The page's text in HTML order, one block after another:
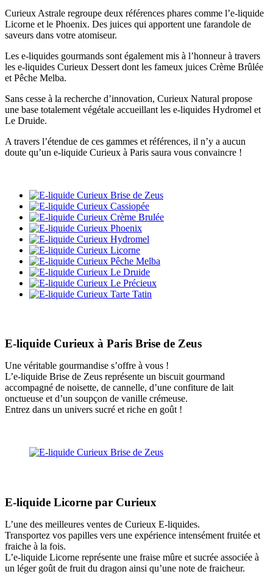
Curieux Astrale regroupe deux références phares comme l’e-liquide
Licorne et le Phoenix. Des juices qui apportent une farandole de
saveurs dans votre atomiseur.
Les e-liquides gourmands sont également mis à l’honneur à travers
les e-liquides Curieux Dessert dont les fameux juices Crème Brûlée
et Pêche Melba.
Sans cesse à la recherche d’innovation, Curieux Natural propose
une base totalement végétale accueillant les e-liquides Hydromel et
Le Druide.
A travers l’étendue de ces gammes et références, il n’y a aucun
doute qu’un e-liquide Curieux à Paris saura vous convaincre !
E-liquide Curieux à Paris Brise de Zeus
Une véritable gourmandise s’offre à vous !
L’e-liquide Brise de Zeus représente un biscuit gourmand
accompagné de noisette, de cannelle, d’une confiture de lait
onctueuse et d’un soupçon de vanille crémeuse.
Entrez dans un univers sucré et riche en goût !
E-liquide Licorne par Curieux
L’une des meilleures ventes de Curieux E-liquides.
Transportez vos papilles vers une expérience intensément fruitée et
fraiche à la fois.
L’e-liquide Licorne représente une fraise mûre et sucrée associée à
un léger goût de fruit du dragon ainsi qu’une note de fraicheur.